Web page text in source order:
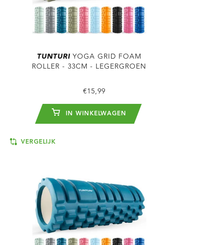
TUNTURI YOGA GRID FOAM
ROLLER - 33CM - LEGERGROEN
€15,99
IN WINKELWAGEN
VERGELIJK